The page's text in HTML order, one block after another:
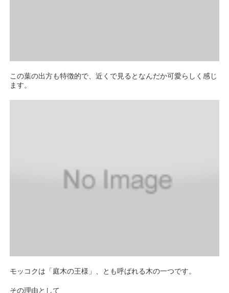
この葉の出方も特徴的で、近くで見るとなんだか可愛らしく感じ
ます。
モッコクは「庭木の王様」、とも呼ばれる木の一つです。
その理由として